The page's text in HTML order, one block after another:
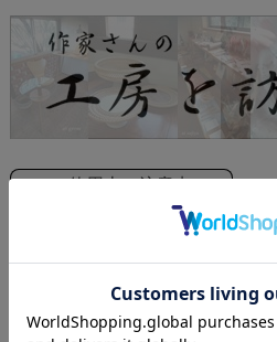
ご使用上の注意点
やわらかいスポンジと中性洗剤で洗って
にしまってください。
漆器は極端な乾燥や高温を嫌います。日
い部屋に置いておくとヒビが割れること